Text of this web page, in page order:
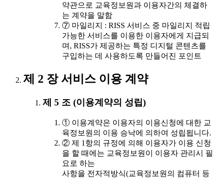
약관으로 교육정보원과 이용자간의 체결하
는 계약을 말함
⑦ 마일리지 : RISS 서비스 중 마일리지 적립
가능한 서비스를 이용한 이용자에게 지급되
며, RISS가 제공하는 특정 디지털 콘텐츠를
구입하는 데 사용하도록 만들어진 포인트
제 2 장 서비스 이용 계약
제 5 조 (이용계약의 성립)
① 이용계약은 이용자의 이용신청에 대한 교
육정보원의 이용 승낙에 의하여 성립됩니다.
② 제 1항의 규정에 의해 이용자가 이용 신청
을 할 때에는 교육정보원이 이용자 관리시 필
요로 하는
사항을 전자적방식(교육정보원의 컴퓨터 등